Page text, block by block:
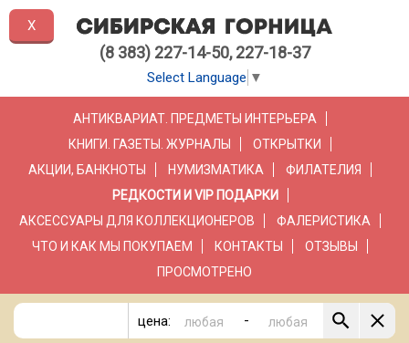
(8 383) 227-14-50, 227-18-37
Select Language ▼
АНТИКВАРИАТ. ПРЕДМЕТЫ ИНТЕРЬЕРА
КНИГИ. ГАЗЕТЫ. ЖУРНАЛЫ
ОТКРЫТКИ
АКЦИИ, БАНКНОТЫ
НУМИЗМАТИКА
ФИЛАТЕЛИЯ
РЕДКОСТИ И VIP ПОДАРКИ
АКСЕССУАРЫ ДЛЯ КОЛЛЕКЦИОНЕРОВ
ФАЛЕРИСТИКА
ЧТО И КАК МЫ ПОКУПАЕМ
КОНТАКТЫ
ОТЗЫВЫ
ПРОСМОТРЕНО
цена: -
X